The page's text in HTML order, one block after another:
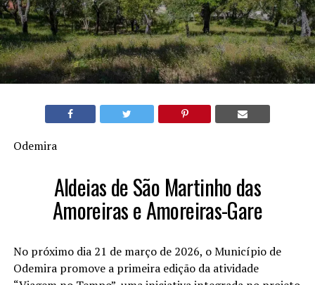
Odemira
Aldeias de São Martinho das
Amoreiras e Amoreiras-Gare
No próximo dia 21 de março de 2026, o Município de
Odemira promove a primeira edição da atividade